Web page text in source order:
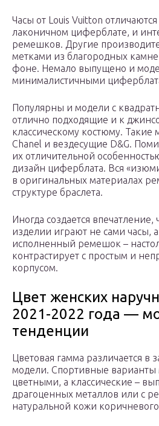
Часы от Louis Vuitton
лаконичном циферблате, и
ремешков. Другие
метками из благородных
фоне. Немало выпущено и
минималистичными
Популярны и модели с
отлично подходящие и к
классическому костюму. Такие
Chanel и вездесущие D&G.
их отличительной
дизайн циферблата. Вся
в оригинальных материалах
структуре браслета.
Иногда создается
изделии играют не сами часы,
исполненный ремешок –
контрастирует с простым и
корпусом.
Цвет женских
2021-2022 года —
тенденции
Цветовая гамма различается в
модели. Спортивные варианты
цветными, а классические –
драгоценных металлов или с
натуральной кожи